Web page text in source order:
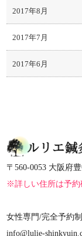
2017年8月
2017年7月
2017年6月
〒560-0053 大阪府
※詳しい住所は予約
女性専門/完全予約
info@lulie-